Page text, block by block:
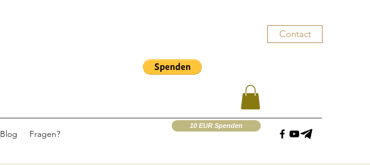
Contact
Blog Fragen?
10 EUR Spenden